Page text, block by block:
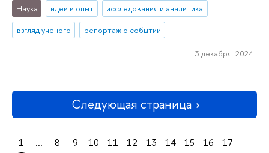
Наука идеи и опыт
исследования и аналитика
взгляд ученого
репортаж о событии
3 декабря 2024
Следующая страница
1 ... 8 9 10 11 12 13 14 15 16
17